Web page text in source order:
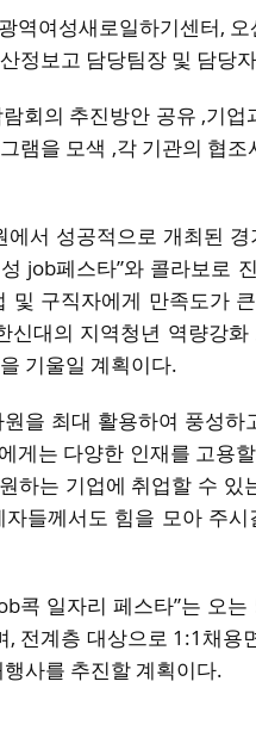
역여성새로일하기센터,
정보고 담당팀장 및 담당
회의 추진방안 공유 ,기업
램을 모색 ,각 기관의 협조
서 성공적으로 개최된
job페스타”와 콜라보로
및 구직자에게 만족도가
신대의 지역청년 역량강
기울일 계획이다.
을 최대 활용하여 풍성하
게는 다양한 인재를 고용
하는 기업에 취업할 수 있
들께서도 힘을 모아 주
콕 일자리 페스타”는 오
전계층 대상으로 1:1채용
사를 추진할 계획이다.